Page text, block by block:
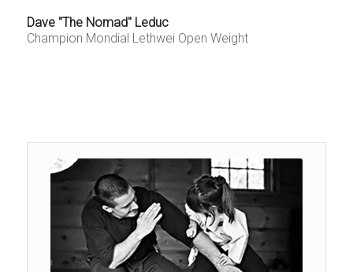
Dave "The Nomad" Leduc
Champion Mondial Lethwei Open Weight